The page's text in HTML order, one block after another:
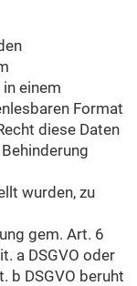
einem
Format
diese Daten
wurden, zu
gem. Art. 6
a DSGVO oder
b DSGVO beruht